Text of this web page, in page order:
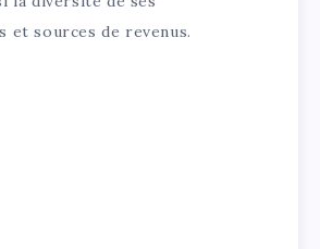
et sources de revenus.